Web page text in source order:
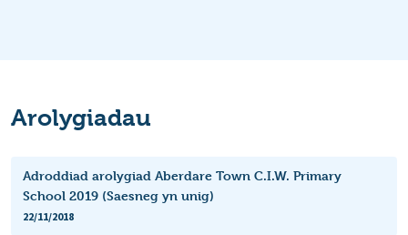
Arolygiadau
Adroddiad arolygiad Aberdare Town C.I.W. Primary
School 2019 (Saesneg yn unig)
22/11/2018